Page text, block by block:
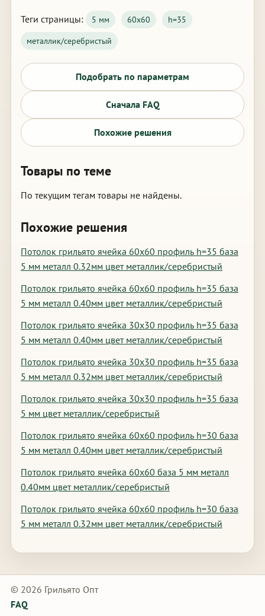
Теги страницы: 5 мм 60х60
h=35
металлик/серебристый
Подобрать по параметрам
Сначала FAQ
Похожие решения
Товары по теме
По текущим тегам товары не найдены.
Похожие решения
Потолок грильято ячейка 60х60 профиль h=35 база
5 мм металл 0.32мм цвет металлик/серебристый
Потолок грильято ячейка 60х60 профиль h=35 база
5 мм металл 0.40мм цвет металлик/серебристый
Потолок грильято ячейка 30х30 профиль h=35 база
5 мм металл 0.40мм цвет металлик/серебристый
Потолок грильято ячейка 30х30 профиль h=35 база
5 мм металл 0.32мм цвет металлик/серебристый
Потолок грильято ячейка 30х30 профиль h=35 база
5 мм цвет металлик/серебристый
Потолок грильято ячейка 60х60 профиль h=30 база
5 мм металл 0.40мм цвет металлик/серебристый
Потолок грильято ячейка 60х60 база 5 мм металл
0.40мм цвет металлик/серебристый
Потолок грильято ячейка 60х60 профиль h=30 база
5 мм металл 0.32мм цвет металлик/серебристый
© 2026 Грильято Опт
FAQ